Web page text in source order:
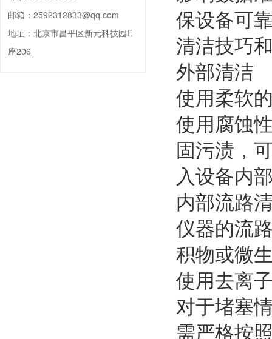
保设备可
清洁技巧
外部清洁
使用柔软
使用腐蚀
固污渍，
入设备内
内部流路
仪器的流
积物或微
使用去离
对于堵塞
需严格按
邮箱： 2592312833@qq.com
地址： 北京市昌平区新元科技园E
座206